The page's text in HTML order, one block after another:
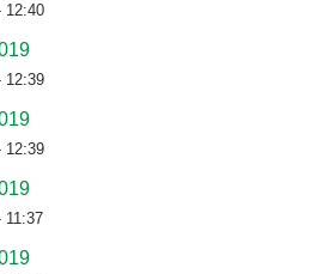
12:40
12:39
12:39
11:37